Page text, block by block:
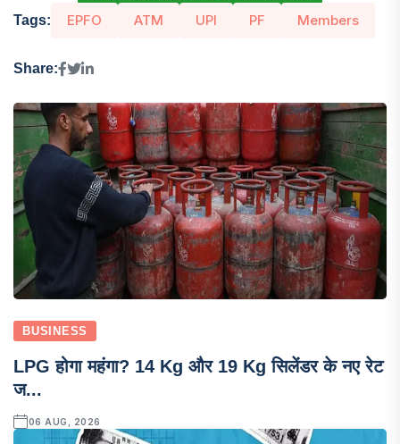
Tags: EPFO ATM UPI PF Members
Share:
BUSINESS
LPG होगा महंगा? 14 Kg और 19 Kg सिलेंडर के नए रेट
ज...
06 AUG, 2026